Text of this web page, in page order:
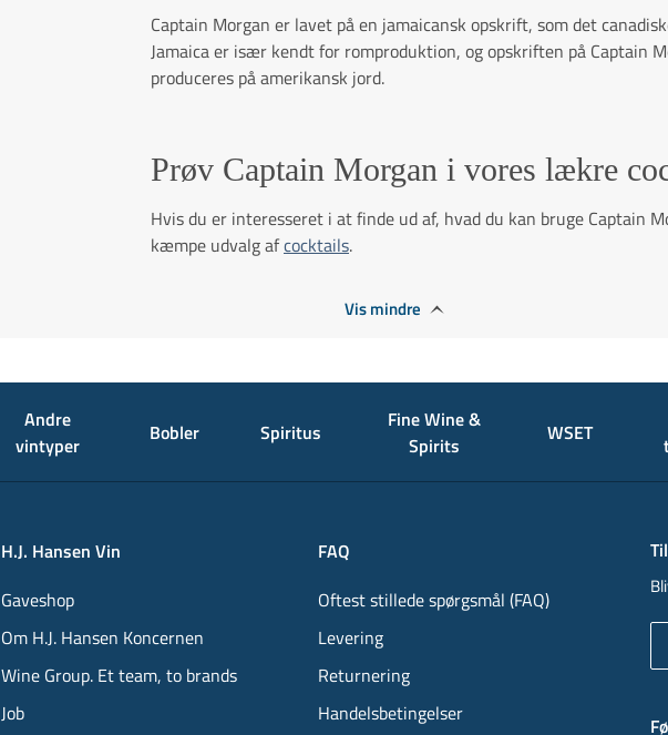
Captain Morgan er lavet på en jamaicansk opskrift, som det
Jamaica er især kendt for romproduktion, og opskriften på Captain
produceres på amerikansk jord.
Prøv Captain Morgan i vores lækre
Hvis du er interesseret i at finde ud af, hvad du kan bruge Captain
kæmpe udvalg afcocktails.
Vis mindre
Andre
vintyper
Bobler Spiritus
Fine Wine &
Spirits
WSET
H.J. Hansen Vin
Gaveshop
Om H.J. Hansen Koncernen
Wine Group. Et team, to brands
Job
FAQ
Oftest stillede spørgsmål (FAQ)
Levering
Returnering
Handelsbetingelser